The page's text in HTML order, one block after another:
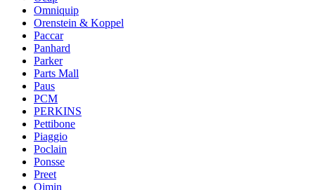
Omniquip
Orenstein & Koppel
Paccar
Panhard
Parker
Parts Mall
Paus
PCM
PERKINS
Pettibone
Piaggio
Poclain
Ponsse
Preet
Qimin